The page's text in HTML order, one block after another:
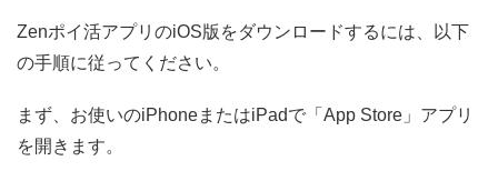
Zenポイ活アプリのiOS版をダウンロードするには、以下
の手順に従ってください。
まず、お使いのiPhoneまたはiPadで「App Store」アプリ
を開きます。